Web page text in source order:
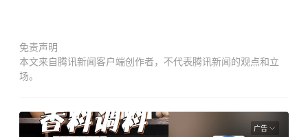
免责声明
本文来自腾讯新闻客户端创作者，不代表腾讯新闻的观点和立
场。
广告